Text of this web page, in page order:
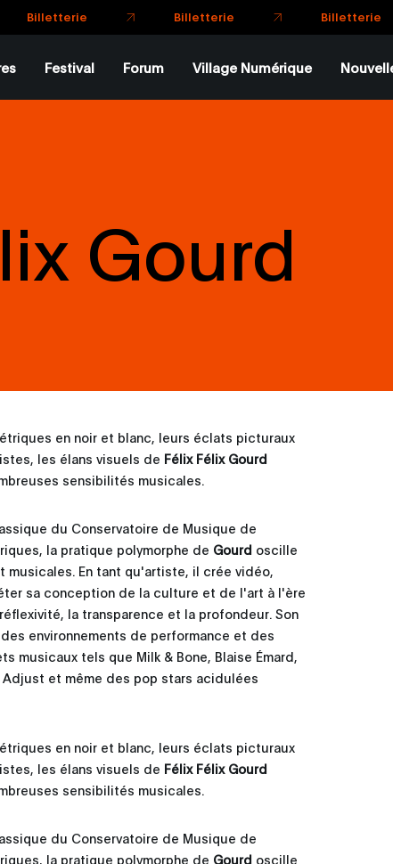
Festival Forum Village Numérique
Gourd
en noir et blanc, leurs éclats picturaux
les élans visuels de Félix Félix Gourd
sensibilités musicales.
du Conservatoire de Musique de
la pratique polymorphe de Gourd oscille
En tant qu'artiste, il crée vidéo,
sa conception de la culture et de l'art à l'ère
la transparence et la profondeur. Son
environnements de performance et des
musicaux tels que Milk & Bone, Blaise Émard,
Adjust et même des pop stars acidulées
en noir et blanc, leurs éclats picturaux
les élans visuels de Félix Félix Gourd
sensibilités musicales.
du Conservatoire de Musique de
la pratique polymorphe de Gourd oscille